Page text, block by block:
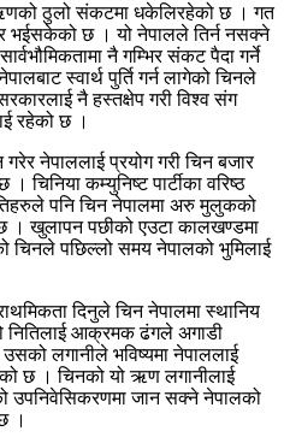
ठुलो संकटमा धकेलिरहेको छ । गत
भईसकेको छ । यो नेपालले तिर्न नसक्ने
नै गम्भिर संकट पैदा गर्ने
स्वार्थ पुर्ति गर्न लागेको चिनले
नै हस्तक्षेप गरी विश्व संग
रहेको छ ।
नेपाललाई प्रयोग गरी चिन बजार
चिनिया कम्युनिष्ट पार्टीका वरिष्ठ
पनि चिन नेपालमा अरु मुलुकको
। खुलापन पछीको एउटा कालखण्डमा
चिनले पछिल्लो समय नेपालको भुमिलाई
दिनुले चिन नेपालमा स्थानिय
नितिलाई आक्रमक ढंगले अगाडी
लगानीले भविष्यमा नेपाललाई
छ । चिनको यो ऋण लगानीलाई
उपनिवेसिकरणमा जान सक्ने नेपालको
।